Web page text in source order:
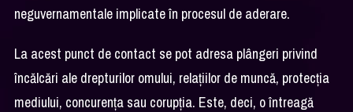
neguvernamentale implicate în procesul de aderare.
La acest punct de contact se pot adresa plângeri privind
încălcări ale drepturilor omului, relațiilor de muncă, protecția
mediului, concurența sau corupția. Este, deci, o întreagă